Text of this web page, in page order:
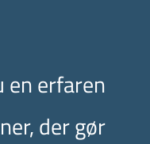
en erfaren
der gør